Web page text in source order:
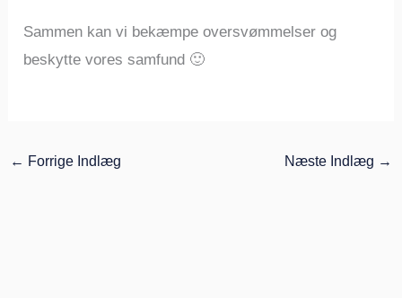
Sammen kan vi bekæmpe oversvømmelser og
beskytte vores samfund 🙂
← Forrige Indlæg Næste Indlæg →